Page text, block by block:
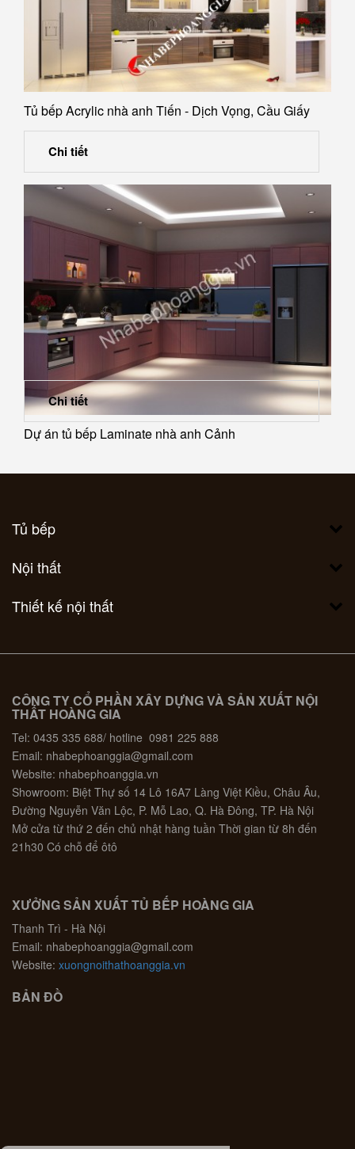
Tủ bếp Acrylic nhà anh Tiến - Dịch Vọng, Cầu Giấy
Chi tiết
Dự án tủ bếp Laminate nhà anh Cảnh
Chi tiết
Tủ bếp
Nội thất
Thiết kế nội thất
CÔNG TY CỔ PHẦN XÂY DỰNG VÀ SẢN XUẤT NỘI
THẤT HOÀNG GIA
Tel: 0435 335 688/ hotline 0981 225 888
Email: nhabephoanggia@gmail.com
Website: nhabephoanggia.vn
Showroom: Biệt Thự số 14 Lô 16A7 Làng Việt Kiều, Châu Âu,
Đường Nguyễn Văn Lộc, P. Mỗ Lao, Q. Hà Đông, TP. Hà Nội
Mở cửa từ thứ 2 đến chủ nhật hàng tuần Thời gian từ 8h đến
21h30 Có chỗ để ôtô
XƯỞNG SẢN XUẤT TỦ BẾP HOÀNG GIA
Thanh Trì - Hà Nội
Email: nhabephoanggia@gmail.com
Website: xuongnoithathoanggia.vn
BẢN ĐỒ